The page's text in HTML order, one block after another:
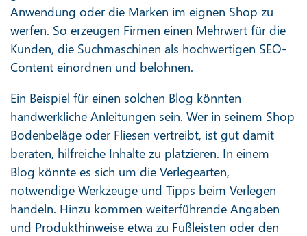
Anwendung oder die Marken im eignen Shop zu
werfen. So erzeugen Firmen einen Mehrwert für die
Kunden, die Suchmaschinen als hochwertigen SEO-
Content einordnen und belohnen.
Ein Beispiel für einen solchen Blog könnten
handwerkliche Anleitungen sein. Wer in seinem Shop
Bodenbeläge oder Fliesen vertreibt, ist gut damit
beraten, hilfreiche Inhalte zu platzieren. In einem
Blog könnte es sich um die Verlegearten,
notwendige Werkzeuge und Tipps beim Verlegen
handeln. Hinzu kommen weiterführende Angaben
und Produkthinweise etwa zu Fußleisten oder den